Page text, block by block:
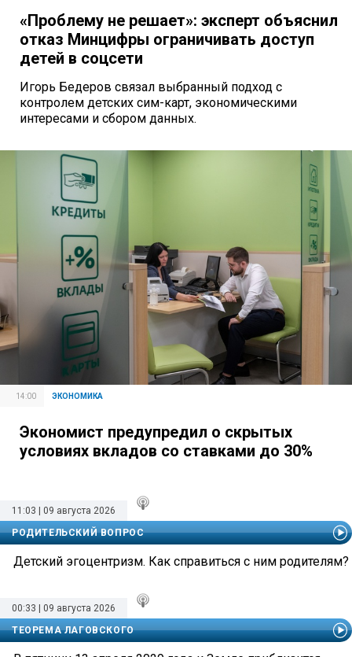
«Проблему не решает»: эксперт объяснил
отказ Минцифры ограничивать доступ
детей в соцсети
Игорь Бедеров связал выбранный подход с
контролем детских сим-карт, экономическими
интересами и сбором данных.
14:00 ЭКОНОМИКА
Экономист предупредил о скрытых
условиях вкладов со ставками до 30%
11:03 | 09 августа 2026
РОДИТЕЛЬСКИЙ ВОПРОС
Детский эгоцентризм. Как справиться с ним родителям?
00:33 | 09 августа 2026
ТЕОРЕМА ЛАГОВСКОГО